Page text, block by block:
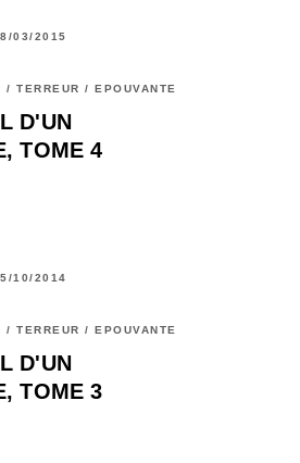
03/2015
/ TERREUR / EPOUVANTE
D'UN
TOME 4
10/2014
/ TERREUR / EPOUVANTE
D'UN
TOME 3